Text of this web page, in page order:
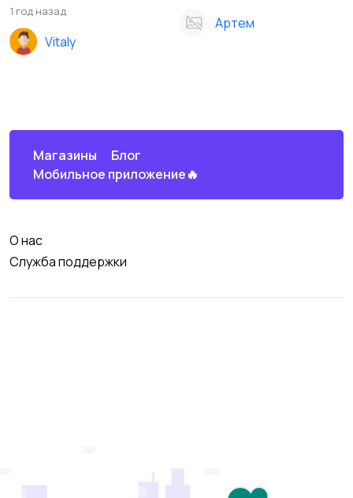
1 год назад
Vitaly
Артем
Магазины
Блог
Мобильное приложение🔥
О нас
Служба поддержки